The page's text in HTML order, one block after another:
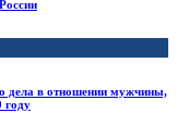
дела в отношении мужчины,
году